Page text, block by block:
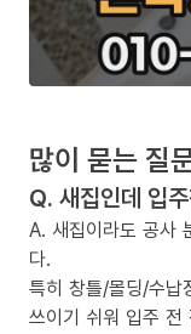
많이 묻는 질
Q. 새집인데 입
A. 새집이라도 공사
다.
특히 창틀/몰딩/수납
쓰이기 쉬워 입주 전